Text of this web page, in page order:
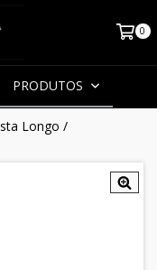
0
PRODUTOS
Longo /